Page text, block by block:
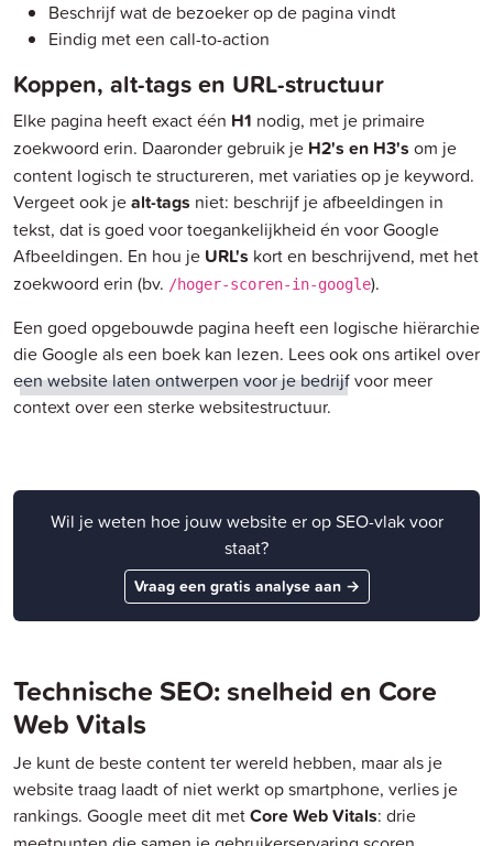
Beschrijf wat de bezoeker op de pagina vindt
Eindig met een call-to-action
Koppen, alt-tags en URL-structuur
Elke pagina heeft exact één H1 nodig, met je primaire
zoekwoord erin. Daaronder gebruik je H2's en H3's om je
content logisch te structureren, met variaties op je keyword.
Vergeet ook jealt-tags niet: beschrijf je afbeeldingen in
tekst, dat is goed voor toegankelijkheid én voor Google
Afbeeldingen. En hou je URL's kort en beschrijvend, met het
zoekwoord erin (bv. /hoger-scoren-in-google).
Een goed opgebouwde pagina heeft een logische hiërarchie
die Google als een boek kan lezen. Lees ook ons artikel over
een website laten ontwerpen voor je bedrijfvoor meer
context over een sterke websitestructuur.
Wil je weten hoe jouw website er op SEO-vlak voor
staat?
Vraag een gratis analyse aan →
Technische SEO: snelheid en Core
Web Vitals
Je kunt de beste content ter wereld hebben, maar als je
website traag laadt of niet werkt op smartphone, verlies je
rankings. Google meet dit metCore Web Vitals: drie